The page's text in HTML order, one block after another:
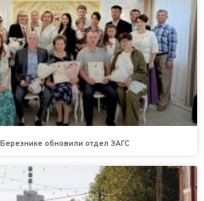
обновили отдел ЗАГС